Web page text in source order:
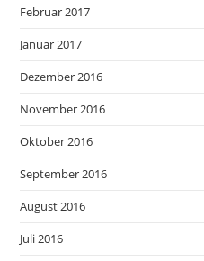
Februar 2017
Januar 2017
Dezember 2016
November 2016
Oktober 2016
September 2016
August 2016
Juli 2016